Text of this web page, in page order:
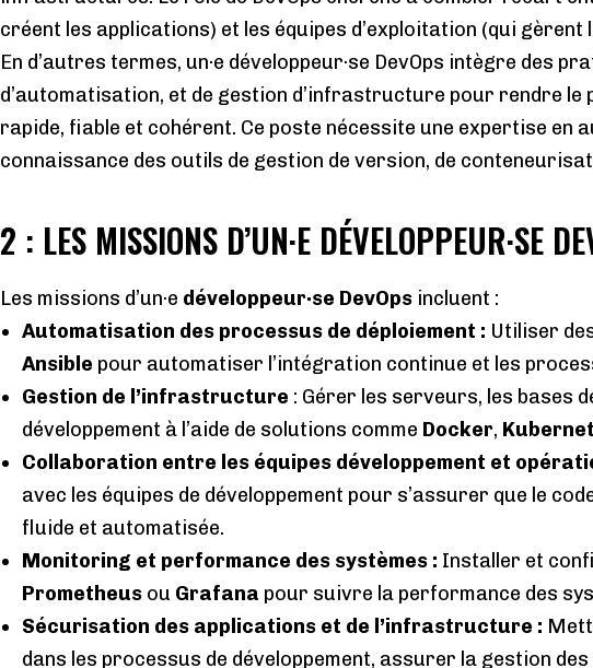
créent les applications) et les équipes d’exploitation (qui
En d’autres termes, un·e développeur·se DevOps intègre des
d’automatisation, et de gestion d’infrastructure pour rendre
rapide, fiable et cohérent. Ce poste nécessite une expertise en
connaissance des outils de gestion de version, de
2 : LES MISSIONS D’UN·E DÉVELOPPEUR·SE
Les missions d’un·e développeur·se DevOps incluent :
Automatisation des processus de déploiement : Utiliser
Ansible pour automatiser l’intégration continue et les
Gestion de l’infrastructure : Gérer les serveurs, les bases
développement à l’aide de solutions comme Docker,
Collaboration entre les équipes développement et
avec les équipes de développement pour s’assurer que le
fluide et automatisée.
Monitoring et performance des systèmes : Installer et
Prometheus ou Grafana pour suivre la performance des
Sécurisation des applications et de l’infrastructure :
dans les processus de développement, assurer la gestion